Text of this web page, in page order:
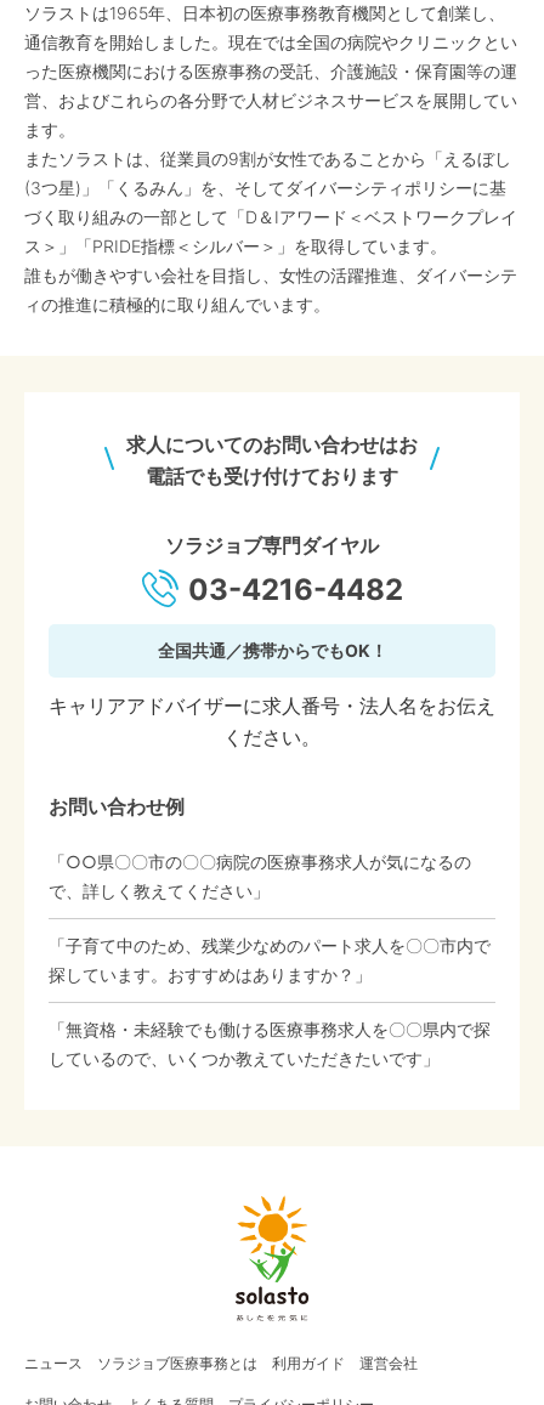
ソラストは1965年、日本初の医療事務教育機関として創業し、
通信教育を開始しました。現在では全国の病院やクリニックとい
った医療機関における医療事務の受託、介護施設・保育園等の運
営、およびこれらの各分野で人材ビジネスサービスを展開してい
ます。
またソラストは、従業員の9割が女性であることから「えるぼし
(3つ星)」「くるみん」を、そしてダイバーシティポリシーに基
づく取り組みの一部として「D＆Iアワード＜ベストワークプレイ
ス＞」「PRIDE指標＜シルバー＞」を取得しています。
誰もが働きやすい会社を目指し、女性の活躍推進、ダイバーシテ
ィの推進に積極的に取り組んでいます。
求人についてのお問い合わせはお
電話でも受け付けております
ソラジョブ専門ダイヤル
03-4216-4482
全国共通／携帯からでもOK！
キャリアアドバイザーに求人番号・法人名をお伝え
ください。
お問い合わせ例
「○○県〇〇市の〇〇病院の医療事務求人が気になるの
で、詳しく教えてください」
「子育て中のため、残業少なめのパート求人を〇〇市内で
探しています。おすすめはありますか？」
「無資格・未経験でも働ける医療事務求人を〇〇県内で探
しているので、いくつか教えていただきたいです」
ニュース ソラジョブ医療事務 とは 利用ガイド 運営会社